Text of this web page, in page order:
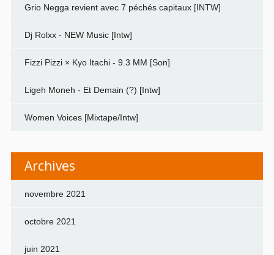
Grio Negga revient avec 7 péchés capitaux [INTW]
Dj Rolxx - NEW Music [Intw]
Fizzi Pizzi × Kyo Itachi - 9.3 MM [Son]
Ligeh Moneh - Et Demain (?) [Intw]
Women Voices [Mixtape/Intw]
Archives
novembre 2021
octobre 2021
juin 2021